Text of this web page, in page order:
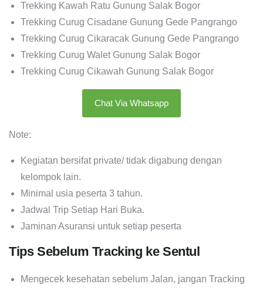
Trekking Kawah Ratu Gunung Salak Bogor
Trekking Curug Cisadane Gunung Gede Pangrango
Trekking Curug Cikaracak Gunung Gede Pangrango
Trekking Curug Walet Gunung Salak Bogor
Trekking Curug Cikawah Gunung Salak Bogor
Chat Via Whatsapp
Note:
Kegiatan bersifat private/ tidak digabung dengan
kelompok lain.
Minimal usia peserta 3 tahun.
Jadwal Trip Setiap Hari Buka.
Jaminan Asuransi untuk setiap peserta
Tips Sebelum Tracking ke Sentul
Mengecek kesehatan sebelum Jalan, jangan Tracking